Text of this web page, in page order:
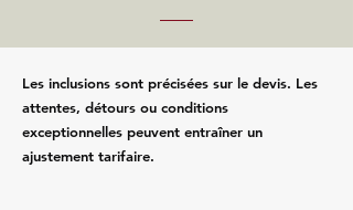
Les inclusions sont précisées sur le devis. Les
attentes, détours ou conditions
exceptionnelles peuvent entraîner un
ajustement tarifaire.